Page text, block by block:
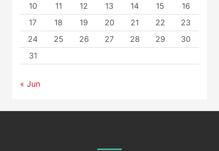
10
11 12 13 14 15
16
17
18 19 20 21 22
23
24
25 26 27 28 29
30
31
« Jun